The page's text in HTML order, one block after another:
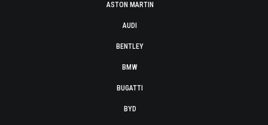
ASTON MARTIN
AUDI
BENTLEY
BMW
BUGATTI
BYD